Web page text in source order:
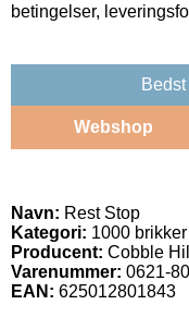
betingelser,
Webshop
Navn: Rest Stop
Kategori: 1000 brikker
Producent: Cobble Hill
Varenummer: 0621-
EAN: 625012801843